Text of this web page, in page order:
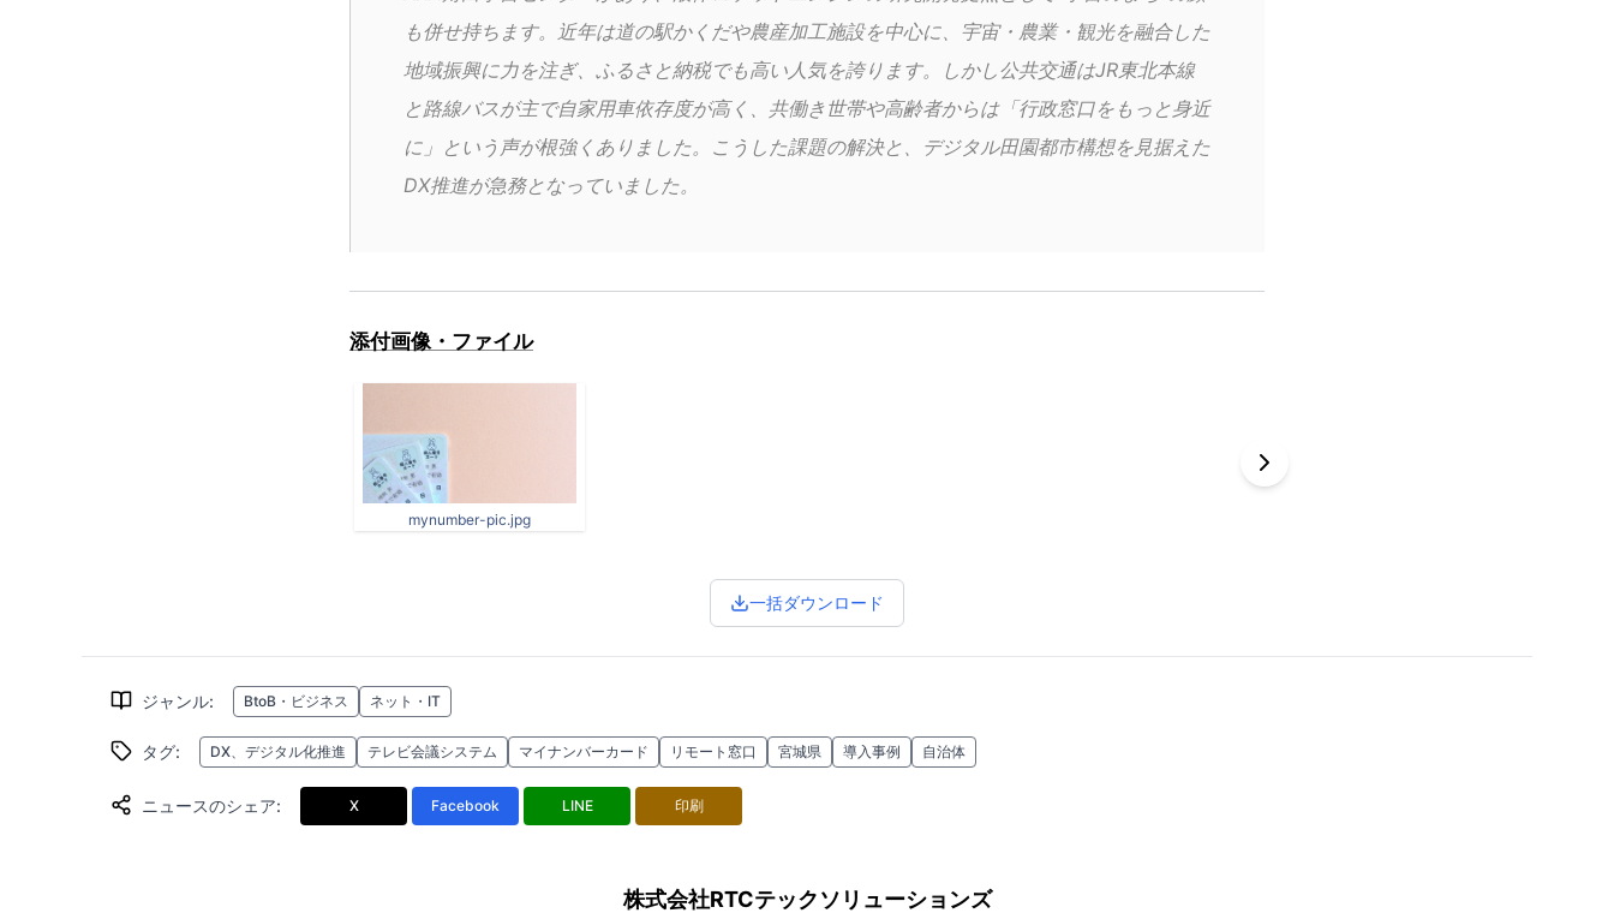
も併せ持ちます。近年は道の駅かくだや農産加工施設を中心に、宇宙・農業・観光を融合した
地域振興に力を注ぎ、ふるさと納税でも高い人気を誇ります。しかし公共交通はJR東北本線
と路線バスが主で自家用車依存度が高く、共働き世帯や高齢者からは「行政窓口をもっと身近
に」という声が根強くありました。こうした課題の解決と、デジタル田園都市構想を見据えた
DX推進が急務となっていました。
添付画像・ファイル
mynumber-pic.jpg
一括ダウンロード
ジャンル: BtoB・ビジネス ネット・IT
タグ: DX、デジタル化推進 テレビ会議システム マイナンバーカード リモート窓口 宮城県 導入事例 自治体
ニュースのシェア: X Facebook LINE 印刷
株式会社RTCテックソリューションズ